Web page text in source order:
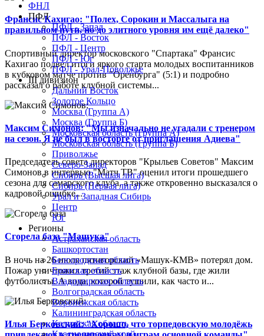
Франсис Кахигао: "Полех, Сорокин и Массалыга на
правильном пути, но до элитного уровня им ещё далеко"
Спортивный директор московского "Спартака" Франсис
Кахигао подвел итоги яркого старта молодых воспитанников
в кубковом матче против "Оренбурга" (5:1) и подробно
рассказал о работе клубной системы...
Максим Симонов: "Мы изначально не угадали с тренером
на сезон. Я не был в восторге от приглашения Адиева"
Председатель совета директоров "Крыльев Советов" Максим
Симонов в интервью "Матч ТВ" оценил итоги прошедшего
сезона для самарского клуба, а также откровенно высказался о
кадровой ошибке...
Сгорела база "Машука"
В ночь на 26 июля пятигорский «Машук-КМВ» потерял дом.
Пожар уничтожил третий этаж клубной базы, где жили
футболисты. А вода, которой тушили, как часто и...
Илья Берковский: "Хорошо, что торпедовскую молодёжь
ФНЛ
ПФЛ
ПФЛ - Запад
ПФЛ - Восток
ПФЛ - Центр
ПФЛ - Юг
ПФЛ - Урал-Поволжье
III дивизион
Дальний Восток
Золотое Кольцо
Москва (Группа А)
Москва (Группа Б)
Московская область (Группа А)
Московская область (Группа Б)
Приволжье
Северо-Запад
Сибирь (Высшая лига)
Сибирь (Первая лига)
Урал и Западная Сибирь
Центр
Юг
Регионы
Астраханская область
Башкортостан
Белгородская область
Брянская область
Владимирская область
Волгоградская область
Воронежская область
Калининградская область
Калужская область
Краснодарский край